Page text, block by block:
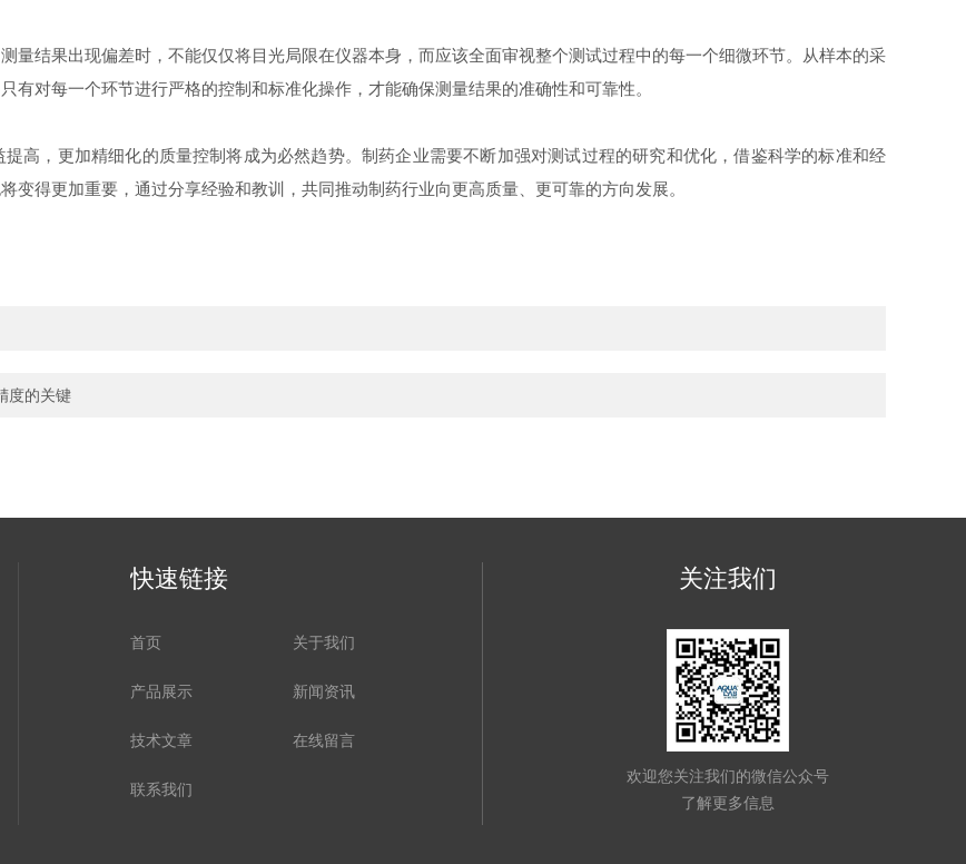
量结果出现偏差时，不能仅仅将目光局限在仪器本身，而应该全面审视整个测试过程中的每一个细微环节。从样本的采
对每一个环节进行严格的控制和标准化操作，才能确保测量结果的准确性和可靠性。
高，更加精细化的质量控制将成为必然趋势。制药企业需要不断加强对测试过程的研究和优化，借鉴科学的标准和经
得更加重要，通过分享经验和教训，共同推动制药行业向更高质量、更可靠的方向发展。
度的关键
快速链接
首页 关于我们
产品展示 新闻资讯
技术文章 在线留言
联系我们
关注我们
欢迎您关注我们的微信公众号
了解更多信息